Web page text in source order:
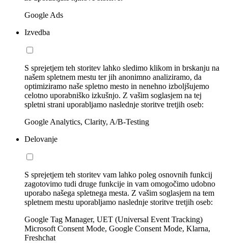
Google Ads
Izvedba
S sprejetjem teh storitev lahko sledimo klikom in brskanju na
našem spletnem mestu ter jih anonimno analiziramo, da
optimiziramo naše spletno mesto in nenehno izboljšujemo
celotno uporabniško izkušnjo. Z vašim soglasjem na tej
spletni strani uporabljamo naslednje storitve tretjih oseb:
Google Analytics, Clarity, A/B-Testing
Delovanje
S sprejetjem teh storitev vam lahko poleg osnovnih funkcij
zagotovimo tudi druge funkcije in vam omogočimo udobno
uporabo našega spletnega mesta. Z vašim soglasjem na tem
spletnem mestu uporabljamo naslednje storitve tretjih oseb:
Google Tag Manager, UET (Universal Event Tracking)
Microsoft Consent Mode, Google Consent Mode, Klarna,
Freshchat